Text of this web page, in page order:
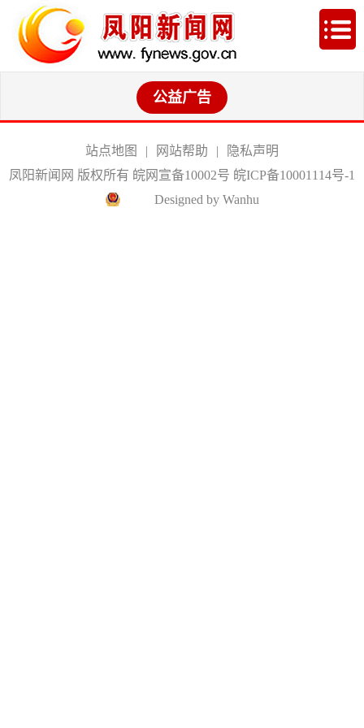
公益广告
站点地图 | 网站帮助 |
隐私声明
凤阳新闻网 版权所有 皖网宣备10002号 皖ICP备10001114号-1
Designed by Wanhu